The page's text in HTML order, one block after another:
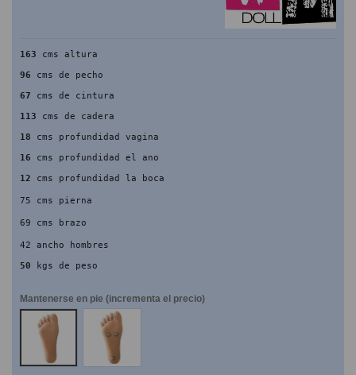
163 cms altura
96 cms de pecho
67 cms de cintura
113 cms de cadera
18 cms profundidad vagina
16 cms profundidad el ano
12 cms profundidad la boca
75 cms pierna
69 cms brazo
42 ancho hombres
50 kgs de peso
Mantenerse en pie (incrementa el precio)
NO
SI